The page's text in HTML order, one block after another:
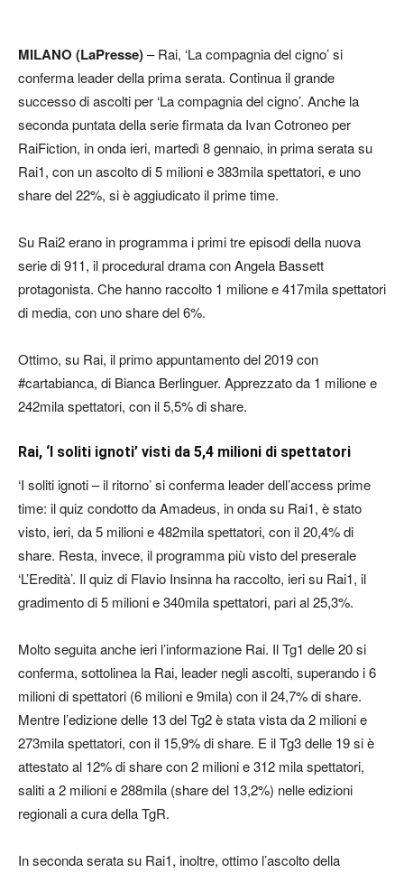
MILANO (LaPresse)– Rai, ‘La compagnia del cigno’ si
conferma leader della prima serata. Continua il grande
successo di ascolti per ‘La compagnia del cigno’. Anche la
seconda puntata della serie firmata da Ivan Cotroneo per
RaiFiction, in onda ieri, martedì 8 gennaio, in prima serata su
Rai1, con un ascolto di 5 milioni e 383mila spettatori, e uno
share del 22%, si è aggiudicato il prime time.
Su Rai2 erano in programma i primi tre episodi della nuova
serie di 911, il procedural drama con Angela Bassett
protagonista. Che hanno raccolto 1 milione e 417mila spettatori
di media, con uno share del 6%.
Ottimo, su Rai, il primo appuntamento del 2019 con
#cartabianca, di Bianca Berlinguer. Apprezzato da 1 milione e
242mila spettatori, con il 5,5% di share.
Rai, ‘I soliti ignoti’ visti da 5,4 milioni di spettatori
‘I soliti ignoti – il ritorno’ si conferma leader dell’access prime
time: il quiz condotto da Amadeus, in onda su Rai1, è stato
visto, ieri, da 5 milioni e 482mila spettatori, con il 20,4% di
share. Resta, invece, il programma più visto del preserale
‘L’Eredità’. Il quiz di Flavio Insinna ha raccolto, ieri su Rai1, il
gradimento di 5 milioni e 340mila spettatori, pari al 25,3%.
Molto seguita anche ieri l’informazione Rai. Il Tg1 delle 20 si
conferma, sottolinea la Rai, leader negli ascolti, superando i 6
milioni di spettatori (6 milioni e 9mila) con il 24,7% di share.
Mentre l’edizione delle 13 del Tg2 è stata vista da 2 milioni e
273mila spettatori, con il 15,9% di share. E il Tg3 delle 19 si è
attestato al 12% di share con 2 milioni e 312 mila spettatori,
saliti a 2 milioni e 288mila (share del 13,2%) nelle edizioni
regionali a cura della TgR.
In seconda serata su Rai1, inoltre, ottimo l’ascolto della